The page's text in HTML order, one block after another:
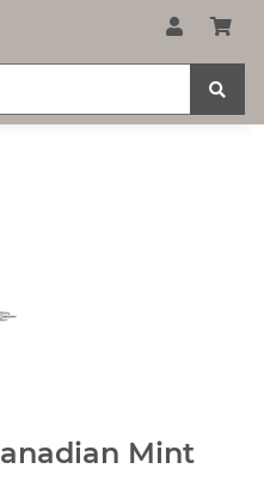
Mint